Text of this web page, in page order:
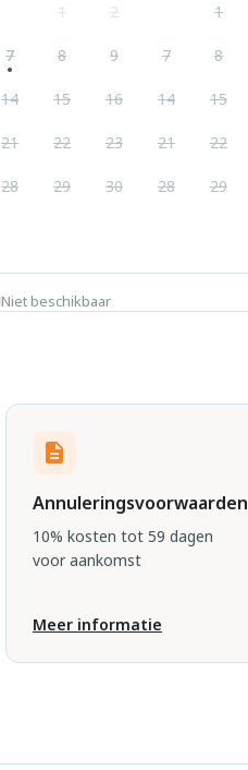
1 2
7 8 9
14 15 16
21 22 23
28 29 30
1
7 8
14 15
21 22
28 29
Niet beschikbaar
Annuleringsvoorwaarden
10% kosten tot 59 dagen
voor aankomst
Meer informatie